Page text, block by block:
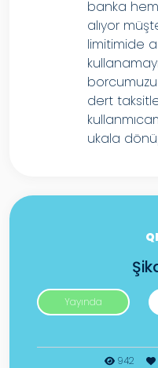
banka
alıyor
limitimide
dert
ukala
Yayında
942